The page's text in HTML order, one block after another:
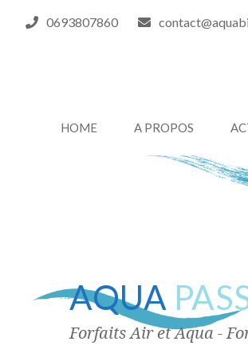
0693807860
HOME A PROPOS
AQUA
Forfaits Air et Aqua -